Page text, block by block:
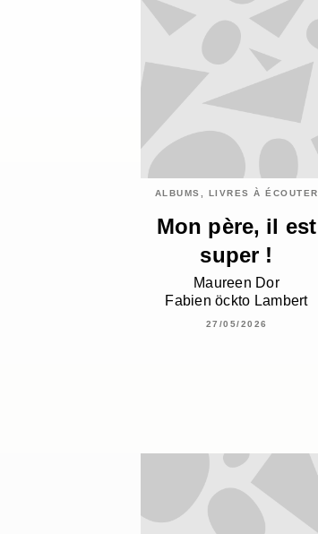
ALBUMS, LIVRES À ÉCOUTER
Mon père, il est
super !
Maureen Dor
Fabien öckto Lambert
27/05/2026